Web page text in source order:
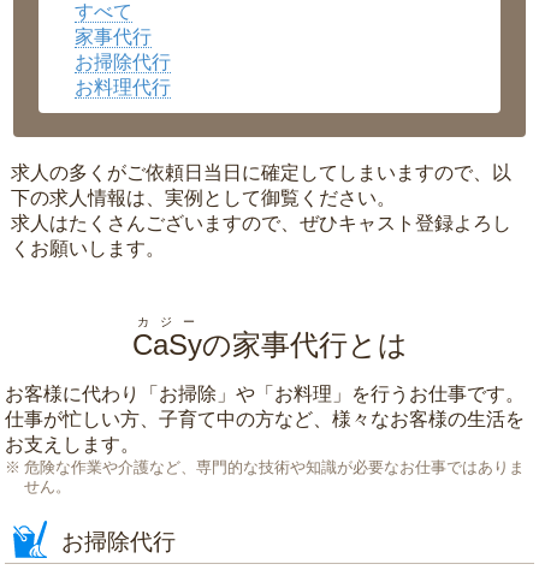
沖縄県
すべて
家事代行
お掃除代行
お料理代行
求人の多くがご依頼日当日に確定してしまいますので、以
下の求人情報は、実例として御覧ください。
求人はたくさんございますので、ぜひキャスト登録よろし
くお願いします。
CaSy
カジー
の家事代行とは
お客様に代わり「 お掃除 」や「 お料理 」を行うお仕事です。
仕事が忙しい方、子育て中の方など、様々なお客様の生活を
お支えします。
危険な作業や介護など、専門的な技術や知識が必要なお仕事ではありま
せん。
お掃除代行